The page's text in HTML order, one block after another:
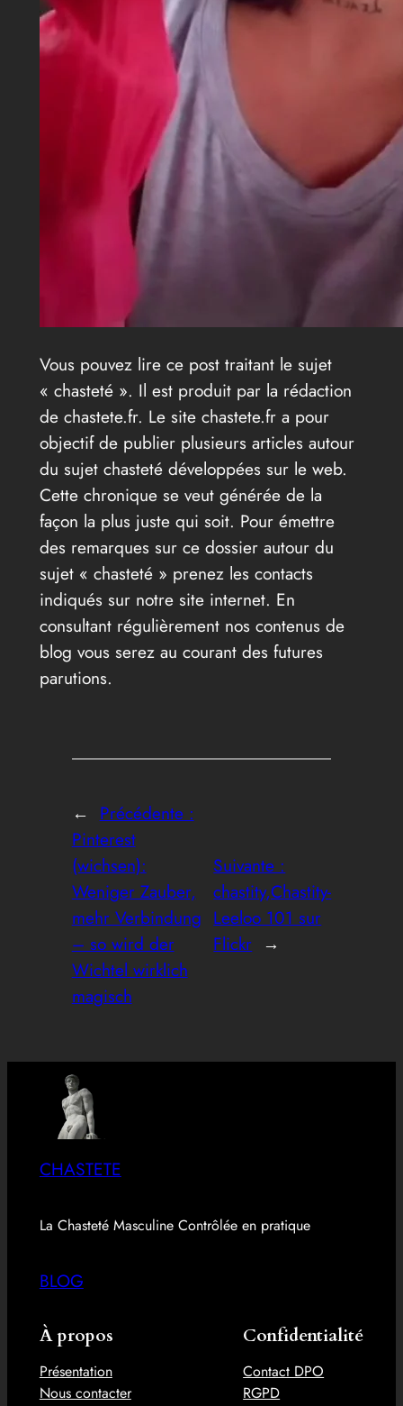
Vous pouvez lire ce post traitant le sujet
« chasteté ». Il est produit par la rédaction
de chastete.fr. Le site chastete.fr a pour
objectif de publier plusieurs articles autour
du sujet chasteté développées sur le web.
Cette chronique se veut générée de la
façon la plus juste qui soit. Pour émettre
des remarques sur ce dossier autour du
sujet « chasteté » prenez les contacts
indiqués sur notre site internet. En
consultant régulièrement nos contenus de
blog vous serez au courant des futures
parutions.
← Précédente :
Pinterest
(wichsen):
Weniger Zauber,
mehr Verbindung
– so wird der
Wichtel wirklich
magisch
Suivante :
chastity,Chastity-
Leeloo 101 sur
Flickr →
CHASTETE
La Chasteté Masculine Contrôlée en pratique
BLOG
À propos
Présentation
Nous contacter
Confidentialité
Contact DPO
RGPD